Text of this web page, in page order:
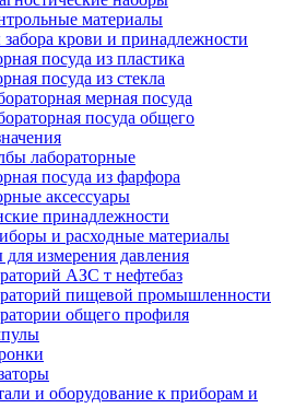
материалы
крови и принадлежности
посуда из пластика
посуда из стекла
мерная посуда
посуда общего
лабораторные
посуда из фарфора
аксессуары
принадлежности
и расходные материалы
измерения давления
АЗС т нефтебаз
пищевой промышленности
общего профиля
и оборудование к приборам и